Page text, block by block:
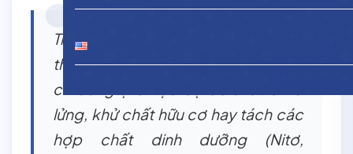
Trong bất kỳ hệ thống xử lý nước
thải nào, mục tiêu cuối cùng không
chỉ dừng lại ở việc loại bỏ chất rắn lơ
lửng, khử chất hữu cơ hay tách các
hợp chất dinh dưỡng (Nitơ,